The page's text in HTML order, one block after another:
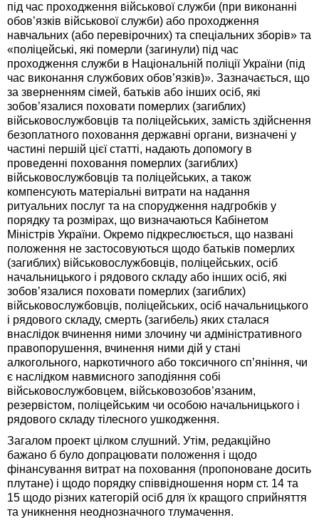
під час проходження військової служби (при виконанні
обов’язків військової служби) або проходження
навчальних (або перевірочних) та спеціальних зборів» та
«поліцейські, які померли (загинули) під час
проходження служби в Національній поліції України (під
час виконання службових обов’язків)». Зазначається, що
за зверненням сімей, батьків або інших осіб, які
зобов’язалися поховати померлих (загиблих)
військовослужбовців та поліцейських, замість здійснення
безоплатного поховання державні органи, визначені у
частині першій цієї статті, надають допомогу в
проведенні поховання померлих (загиблих)
військовослужбовців та поліцейських, а також
компенсують матеріальні витрати на надання
ритуальних послуг та на спорудження надгробків у
порядку та розмірах, що визначаються Кабінетом
Міністрів України. Окремо підкреслюється, що названі
положення не застосовуються щодо батьків померлих
(загиблих) військовослужбовців, поліцейських, осіб
начальницького і рядового складу або інших осіб, які
зобов’язалися поховати померлих (загиблих)
військовослужбовців, поліцейських, осіб начальницького
і рядового складу, смерть (загибель) яких сталася
внаслідок вчинення ними злочину чи адміністративного
правопорушення, вчинення ними дій у стані
алкогольного, наркотичного або токсичного сп’яніння, чи
є наслідком навмисного заподіяння собі
військовослужбовцем, військовозобов’язаним,
резервістом, поліцейським чи особою начальницького і
рядового складу тілесного ушкодження.
Загалом проект цілком слушний. Утім, редакційно
бажано б було допрацювати положення і щодо
фінансування витрат на поховання (пропоноване досить
плутане) і щодо порядку співвідношення норм ст. 14 та
15 щодо різних категорій осіб для їх кращого сприйняття
та уникнення неоднозначного тлумачення.